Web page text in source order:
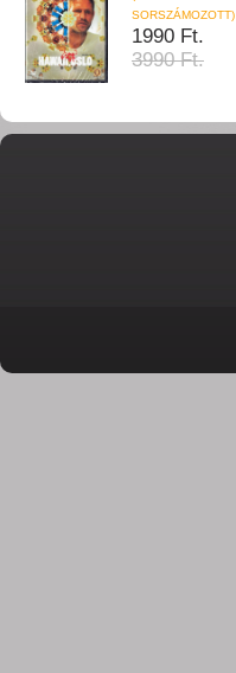
SORSZÁMOZOTT)
1990 Ft.
3990 Ft.